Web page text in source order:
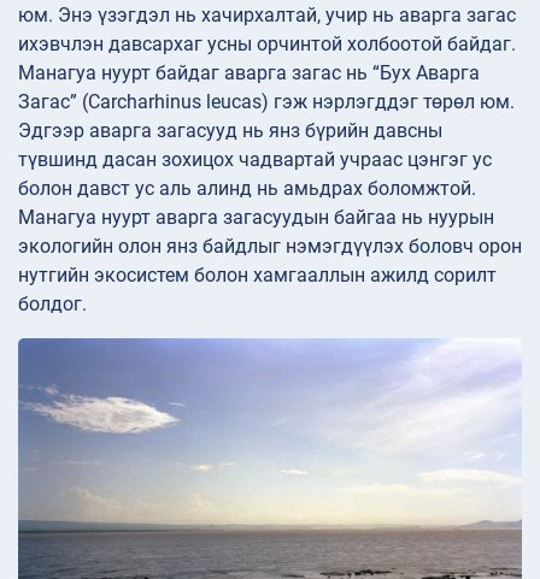
юм. Энэ үзэгдэл нь хачирхалтай, учир нь аварга загас
ихэвчлэн давсархаг усны орчинтой холбоотой байдаг.
Манагуа нуурт байдаг аварга загас нь “Бух Аварга
Загас” (Carcharhinus leucas) гэж нэрлэгддэг төрөл юм.
Эдгээр аварга загасууд нь янз бүрийн давсны
түвшинд дасан зохицох чадвартай учраас цэнгэг ус
болон давст ус аль алинд нь амьдрах боломжтой.
Манагуа нуурт аварга загасуудын байгаа нь нуурын
экологийн олон янз байдлыг нэмэгдүүлэх боловч орон
нутгийн экосистем болон хамгааллын ажилд сорилт
болдог.